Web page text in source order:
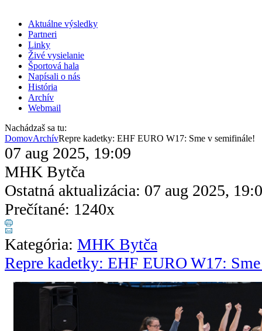
Aktuálne výsledky
Partneri
Linky
Živé vysielanie
Športová hala
Napísali o nás
História
Archív
Webmail
Nachádzaš sa tu:
DomovArchívRepre kadetky: EHF EURO W17: Sme v semifinále!
07 aug 2025, 19:09
MHK Bytča
Ostatná aktualizácia: 07 aug 2025,
Prečítané: 1240x
Kategória: MHK Bytča
Repre kadetky: EHF EURO W17: